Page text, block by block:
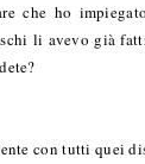
che ho
li avevo già
con tutti quei